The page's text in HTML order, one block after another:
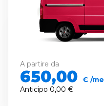
A partire da
650,00 € /
Anticipo 0,00 €